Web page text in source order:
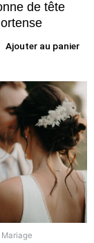
de tête
Ajouter au panier
Mariage